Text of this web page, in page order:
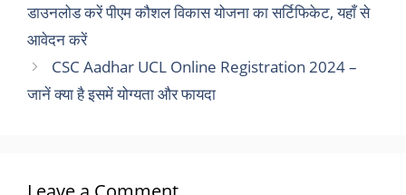
डाउनलोड करें पीएम कौशल विकास योजना का सर्टिफिकेट, यहाँ से
आवेदन करें
CSC Aadhar UCL Online Registration 2024 –
जानें क्या है इसमें योग्यता और फायदा